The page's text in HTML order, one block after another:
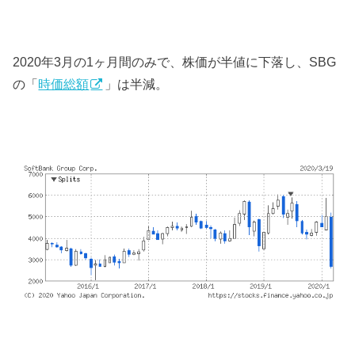
2020年3月の1ヶ月間のみで、株価が半値に下落し、SBG
の「時価総額 」は半減。